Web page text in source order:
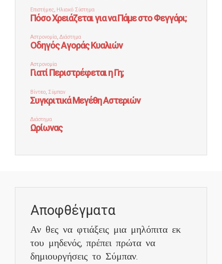
Αποφθέγματα
Αν θες να φτιάξεις μια μηλόπιτα εκ
του μηδενός, πρέπει πρώτα να
δημιουργήσεις το Σύμπαν.